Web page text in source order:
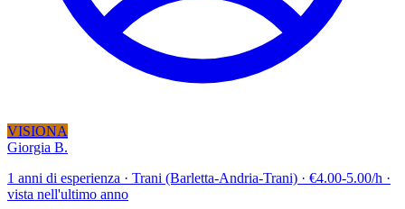
VISIONA
Giorgia B.
1 anni di esperienza · Trani (Barletta-Andria-Trani) · €4.00-5.00/h ·
vista nell'ultimo anno